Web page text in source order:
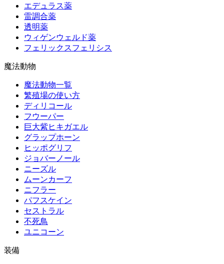
エデュラス薬
雷調合薬
透明薬
ウィゲンウェルド薬
フェリックスフェリシス
魔法動物
魔法動物一覧
繁殖場の使い方
ディリコール
フウーパー
巨大紫ヒキガエル
グラップホーン
ヒッポグリフ
ジョバーノール
ニーズル
ムーンカーフ
ニフラー
パフスケイン
セストラル
不死鳥
ユニコーン
装備